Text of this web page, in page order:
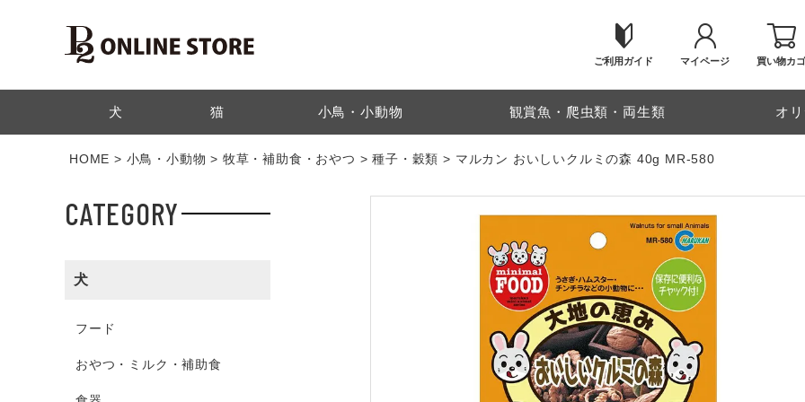
ご利用ガイド マイページ 買い物カゴ
検索
犬 猫 小鳥・小動物 観賞魚・爬虫類・両生類 オ
HOME 小鳥・小動物 牧草・補助食・おやつ 種子・穀類 マルカン おいしいクルミの森 40g MR-580
CATEGORY
犬
フード
おやつ・ミルク・補助食